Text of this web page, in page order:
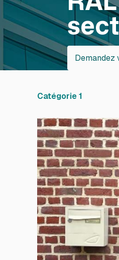
Demandez
Catégorie 1